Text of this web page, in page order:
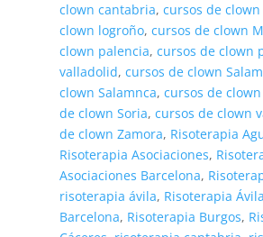
clown cantabria, cursos de clown
clown logroño, cursos de clown
clown palencia, cursos de clown
valladolid, cursos de clown
clown Salamnca, cursos de clown
de clown Soria, cursos de clown
de clown Zamora, Risoterapia
Risoterapia Asociaciones,
Asociaciones Barcelona,
risoterapia ávila, Risoterapia Ávila
Barcelona, Risoterapia Burgos,